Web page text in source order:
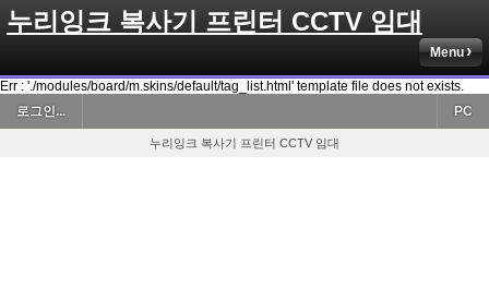
누리잉크 복사기 프린터 CCTV 임대
Menu
Err : './modules/board/m.skins/default/tag_list.html' template file does not exists.
로그인...
PC
누리잉크 복사기 프린터 CCTV 임대